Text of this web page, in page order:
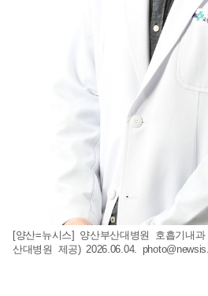
[양산=뉴시스] 양산부산대병원 호흡기내
산대병원 제공) 2026.06.04.